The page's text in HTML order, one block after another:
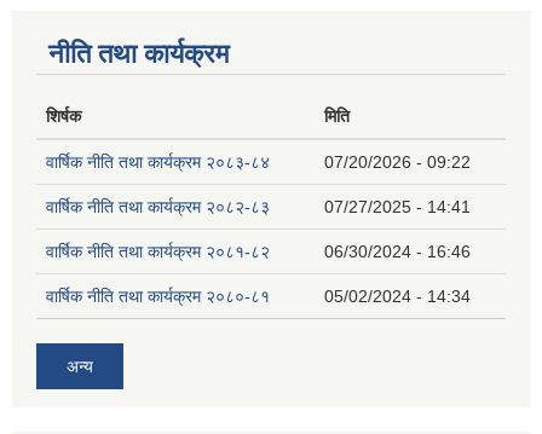
नीति तथा कार्यक्रम
शिर्षक मिति
वार्षिक नीति तथा कार्यक्रम २०८३-८४ 07/20/2026 - 09:22
वार्षिक नीति तथा कार्यक्रम २०८२-८३ 07/27/2025 - 14:41
वार्षिक नीति तथा कार्यक्रम २०८१-८२ 06/30/2024 - 16:46
वार्षिक नीति तथा कार्यक्रम २०८०-८१ 05/02/2024 - 14:34
अन्य